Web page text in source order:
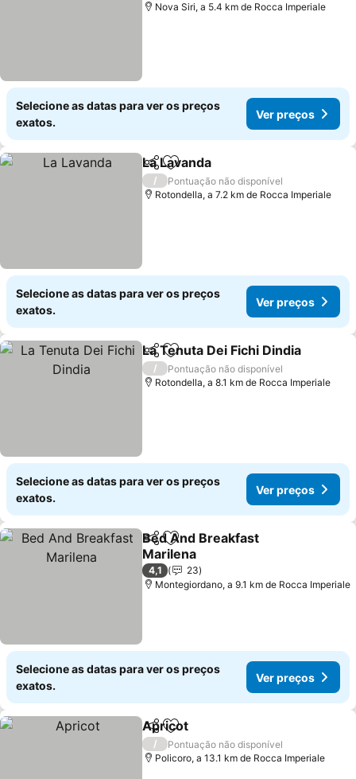
Nova Siri, a 5.4 km de Rocca Imperiale
Selecione as datas para ver os preços
exatos.
Ver preços
PartilharAdicionar aos favoritos
La Lavanda
/
Pontuação não disponível
Rotondella, a 7.2 km de Rocca Imperiale
Selecione as datas para ver os preços
exatos.
Ver preços
PartilharAdicionar aos favoritos
La Tenuta Dei Fichi Dindia
/
Pontuação não disponível
Rotondella, a 8.1 km de Rocca Imperiale
Selecione as datas para ver os preços
exatos.
Ver preços
PartilharAdicionar aos favoritos
Bed And Breakfast
Marilena
Ver preços
4,1
23
Montegiordano, a 9.1 km de Rocca Imperiale
Selecione as datas para ver os preços
exatos.
Ver preços
PartilharAdicionar aos favoritos
Apricot
/
Pontuação não disponível
Policoro, a 13.1 km de Rocca Imperiale